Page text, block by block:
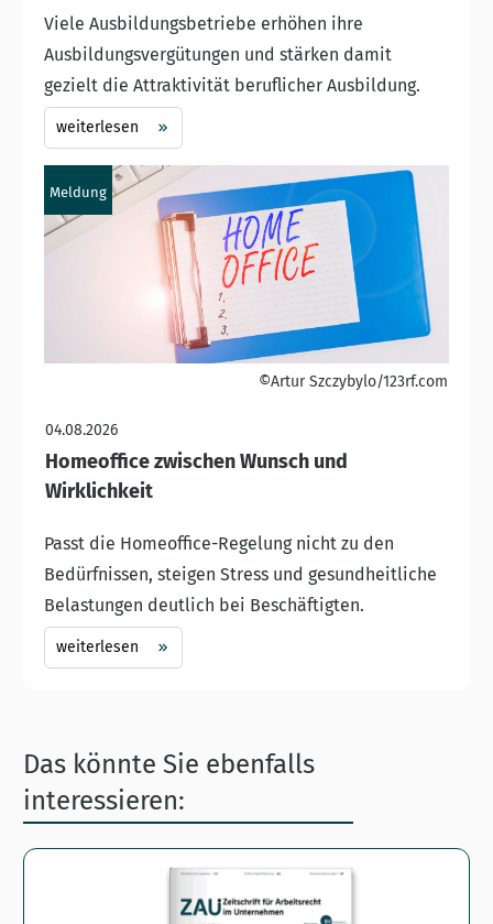
Viele Ausbildungsbetriebe erhöhen ihre
Ausbildungsvergütungen und stärken damit
gezielt die Attraktivität beruflicher Ausbildung.
weiterlesen
Meldung
©Artur Szczybylo/123rf.com
04.08.2026
Homeoffice zwischen Wunsch und
Wirklichkeit
Passt die Homeoffice-Regelung nicht zu den
Bedürfnissen, steigen Stress und gesundheitliche
Belastungen deutlich bei Beschäftigten.
weiterlesen
Das könnte Sie ebenfalls
interessieren: